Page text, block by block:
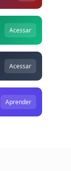
Acessar
Acessar
Aprender